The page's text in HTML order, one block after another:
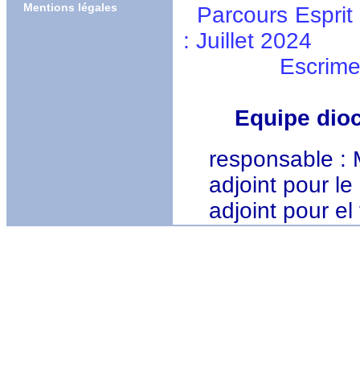
Mentions légales
Parcours
: Juillet 2024
Escrime :
Equipe
responsable :
adjoint pour le
adjoint pour el